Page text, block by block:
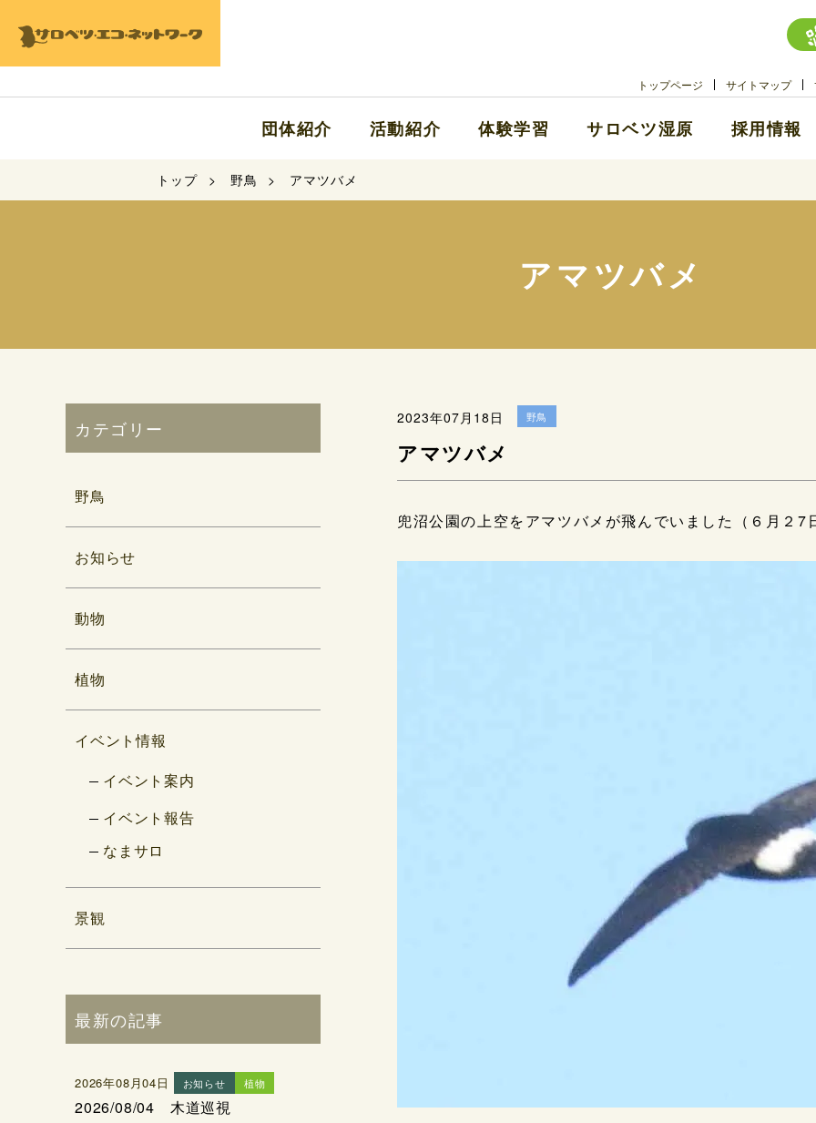
トップページ サイトマップ
団体紹介 活動紹介 体験学習 サロベツ湿原 採用情報
トップ 野鳥 アマツバメ
アマツバメ
2023年07月18日 野鳥
アマツバメ
兜沼公園の上空をアマツバメが飛んでいました（６月２7
カテゴリー
野鳥
お知らせ
動物
植物
イベント情報
イベント案内
イベント報告
なまサロ
景観
最新の記事
2026年08月04日 お知らせ 植物
2026/08/04 木道巡視